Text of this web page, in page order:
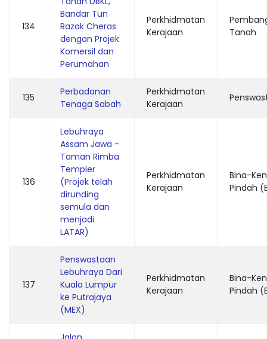
134
Bandar Tun
Razak Cheras
dengan Projek
Komersil dan
Perumahan
Perkhidmatan
Kerajaan
Tanah
135
Perbadanan
Tenaga Sabah
Perkhidmatan
Kerajaan
136
Lebuhraya
Assam Jawa -
Taman Rimba
Templer
(Projek telah
dirunding
semula dan
menjadi
LATAR)
Perkhidmatan
Kerajaan
Bina-
Pindah
137
Penswastaan
Lebuhraya Dari
Kuala Lumpur
ke Putrajaya
(MEX)
Perkhidmatan
Kerajaan
Bina-
Pindah